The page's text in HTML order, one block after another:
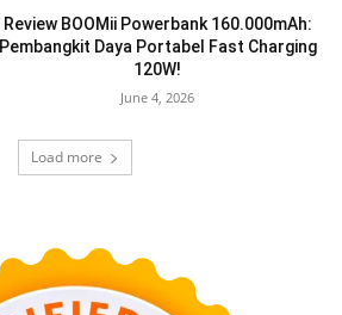
Review BOOMii Powerbank 160.000mAh:
Pembangkit Daya Portabel Fast Charging
120W!
June 4, 2026
Load more